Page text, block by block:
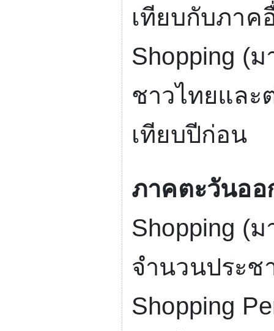
เทียบกับภาค
Shopping (ม
ชาวไทยแล
เทียบปีก่อน
ภาคตะวันออ
Shopping (ม
จำนวนประ
Shopping